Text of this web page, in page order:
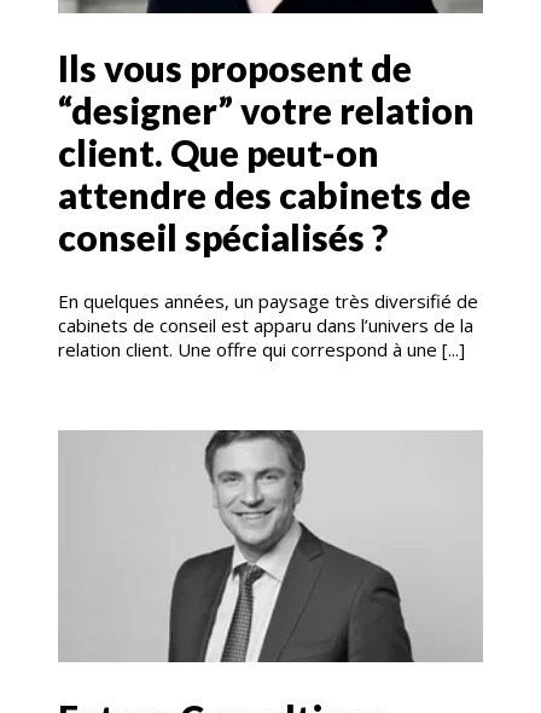
Ils vous proposent de
“designer” votre relation
client. Que peut-on
attendre des cabinets de
conseil spécialisés ?
En quelques années, un paysage très diversifié de
cabinets de conseil est apparu dans l’univers de la
relation client. Une offre qui correspond à une [...]